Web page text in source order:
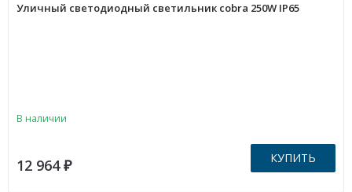
Уличный светодиодный светильник cobra 250W IP65
В наличии
12 964₽ КУПИТЬ